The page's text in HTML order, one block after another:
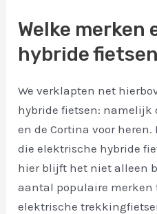
Welke merken
hybride
We verklapten net
hybride fietsen: namelijk
en de Cortina voor
die elektrische hybride
hier blijft het niet alleen
aantal populaire merken
elektrische